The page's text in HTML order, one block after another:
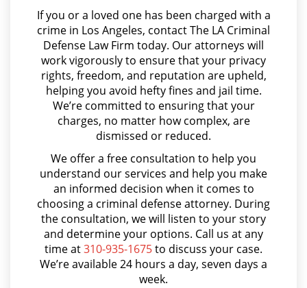
Juvenile Detention Hearings
Juvenile Disposition Hearings
Juvenile Informal Diversion
Juvenile Probation
Offenses Minors Can Be Tried As
Adults
Parental Rights in Juvenile Cases
Sealing Juvenile Records
Annoying or Molesting a Child Under 18
Anulando o Rechazando una Condena
Apropiación Indebida De Fondos Públicos
Arson
Asalto y Agresión
Asalto con Arma Mortal
Asalto Simple
Audiencia Administrativa del DMV
Audiencias de Transferencia
Aumento de Sentencia por Armas de Fuego
Aumento de Sentencia para Pandillas
If you or a loved one has been charged with a
crime in Los Angeles, contact The LA Criminal
Defense Law Firm today. Our attorneys will
work vigorously to ensure that your privacy
rights, freedom, and reputation are upheld,
helping you avoid hefty fines and jail time.
We’re committed to ensuring that your
charges, no matter how complex, are
dismissed or reduced.
We offer a free consultation to help you
understand our services and help you make
an informed decision when it comes to
choosing a criminal defense attorney. During
the consultation, we will listen to your story
and determine your options. Call us at any
time at310-935-1675to discuss your case.
We’re available 24 hours a day, seven days a
week.